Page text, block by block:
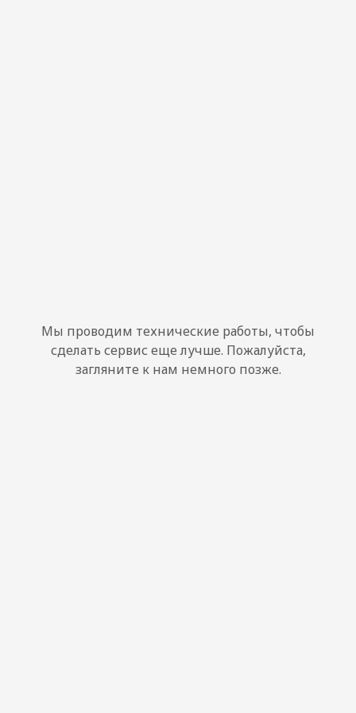
Мы проводим технические работы, чтобы
сделать сервис еще лучше. Пожалуйста,
загляните к нам немного позже.